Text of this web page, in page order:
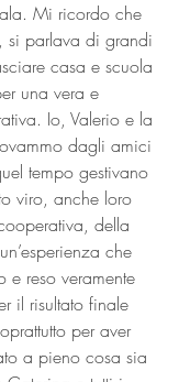
Mi ricordo che
si parlava di grandi
casa e scuola
una vera e
Io, Valerio e la
dagli amici
tempo gestivano
viro, anche loro
della
che
e reso veramente
il risultato finale
per aver
a pieno cosa sia